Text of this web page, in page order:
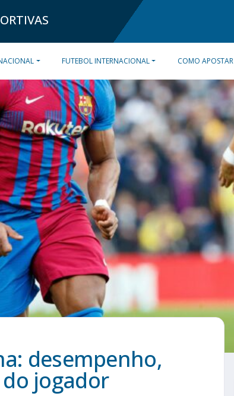
FUTEBOL INTERNACIONAL COMO APOSTAR
desempenho,
jogador